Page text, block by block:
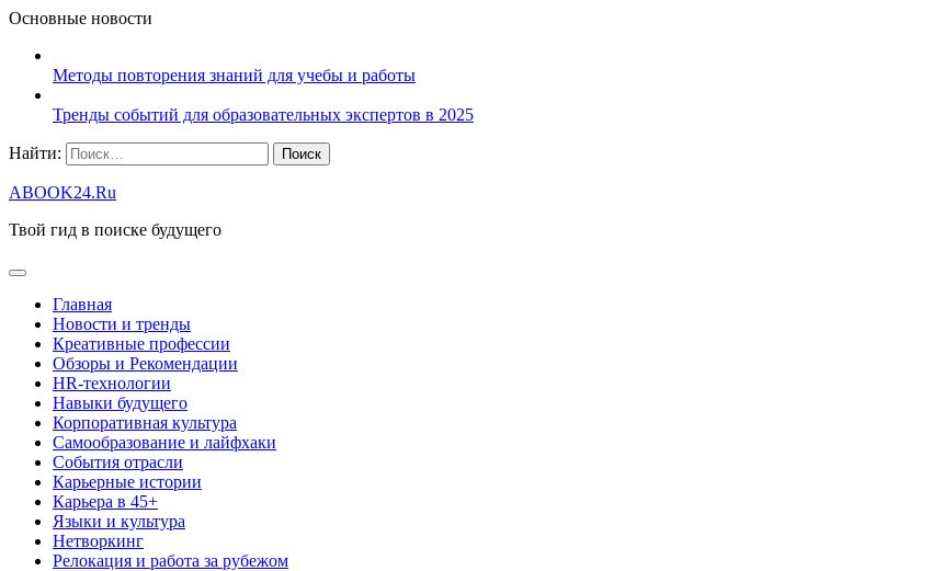
Основные новости
Методы повторения знаний для учебы и работы
Тренды событий для образовательных экспертов в 2025
Найти:
ABOOK24.Ru
Твой гид в поиске будущего
Главная
Новости и тренды
Креативные профессии
Обзоры и Рекомендации
HR‑технологии
Навыки будущего
Корпоративная культура
Самообразование и лайфхаки
События отрасли
Карьерные истории
Карьера в 45+
Языки и культура
Нетворкинг
Релокация и работа за рубежом